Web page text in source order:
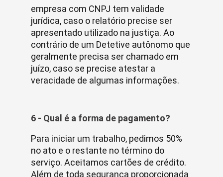
empresa com CNPJ tem validade
jurídica, caso o relatório precise ser
apresentado utilizado na justiça. Ao
contrário de um Detetive autônomo que
geralmente precisa ser chamado em
juízo, caso se precise atestar a
veracidade de algumas informações.
6 - Qual é a forma de pagamento?
Para iniciar um trabalho, pedimos 50%
no ato e o restante no término do
serviço. Aceitamos cartões de crédito.
Além de toda segurança proporcionada